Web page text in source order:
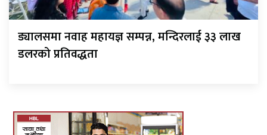
ड्यालसमा नवाह महायज्ञ सम्पन्न, मन्दिरलाई ३३ लाख
डलरको प्रतिवद्धता